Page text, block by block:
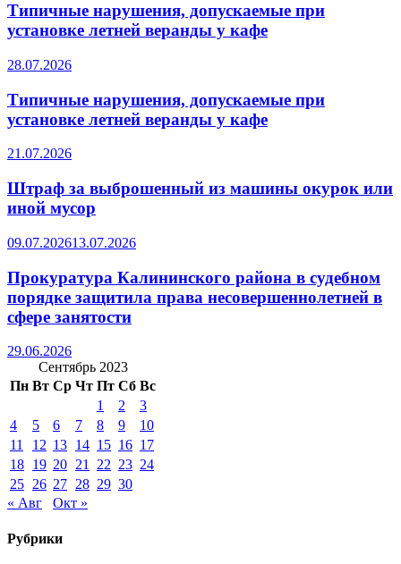
Типичные нарушения, допускаемые при
установке летней веранды у кафе
28.07.2026
Типичные нарушения, допускаемые при
установке летней веранды у кафе
21.07.2026
Штраф за выброшенный из машины окурок или
иной мусор
09.07.202613.07.2026
Прокуратура Калининского района в судебном
порядке защитила права несовершеннолетней в
сфере занятости
29.06.2026
Сентябрь 2023
Пн Вт Ср Чт Пт Сб Вс
1
2
3
4
5 6 7 8 9
10
11
12 13 14 15 16 17
18 19 20 21 22 23 24
25 26 27 28 29 30
« Авг
Окт »
Рубрики